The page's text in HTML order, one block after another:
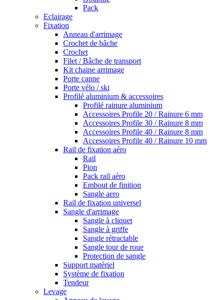
Pack
Eclairage
Fixation
Anneau d'arrimage
Crochet de bâche
Crochet
Filet / Bâche de transport
Kit chaine arrimage
Porte canne
Porte vélo / ski
Profilé aluminium & accessoires
Profilé rainure aluminium
Accessoires Profile 20 / Rainure 6 mm
Accessoires Profile 30 / Rainure 8 mm
Accessoires Profile 40 / Rainure 8 mm
Accessoires Profile 40 / Rainure 10 mm
Rail de fixation aéro
Rail
Pion
Pack rail aéro
Embout de finition
Sangle aero
Rail de fixation universel
Sangle d'arrimage
Sangle à cliquet
Sangle à griffe
Sangle rétractable
Sangle tour de roue
Protection de sangle
Support matériel
Système de fixation
Tendeur
Levage